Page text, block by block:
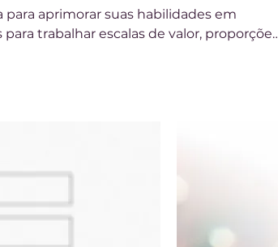
aprimorar suas habilidades em
trabalhar escalas de valor, proporções